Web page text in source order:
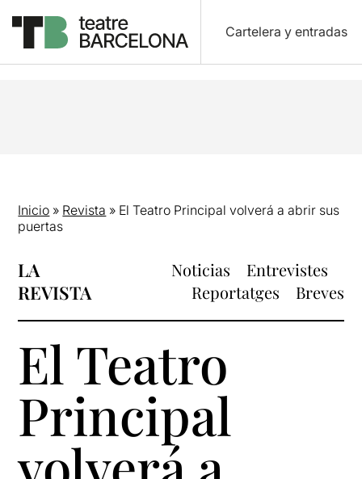
Cartelera y entradas
Inicio » Revista » El Teatro Principal volverá a abrir sus
puertas
LA
REVISTA
Noticias
Entrevistes
Reportatges
Breves
El Teatro
Principal